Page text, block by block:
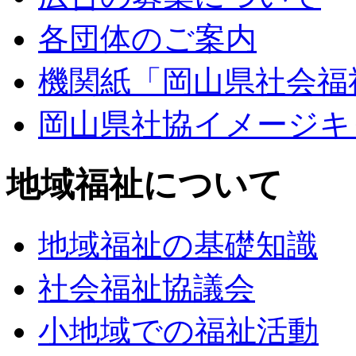
各団体のご案内
機関紙「岡山県社会福
岡山県社協イメージ
地域福祉について
地域福祉の基礎知識
社会福祉協議会
小地域での福祉活動